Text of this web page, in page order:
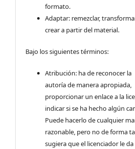
formato.
Adaptar: remezclar,
crear a partir del material.
Bajo los siguientes términos:
Atribución: ha de reconocer la
autoría de manera apropiada,
proporcionar un enlace a la
indicar si se ha hecho algún
Puede hacerlo de cualquier
razonable, pero no de forma
sugiera que el licenciador le da